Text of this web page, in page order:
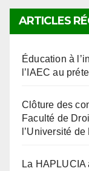
ARTICLES
Éducation à
l’IAEC au
Clôture des
Faculté de
l’Université de
La HAPLUCIA